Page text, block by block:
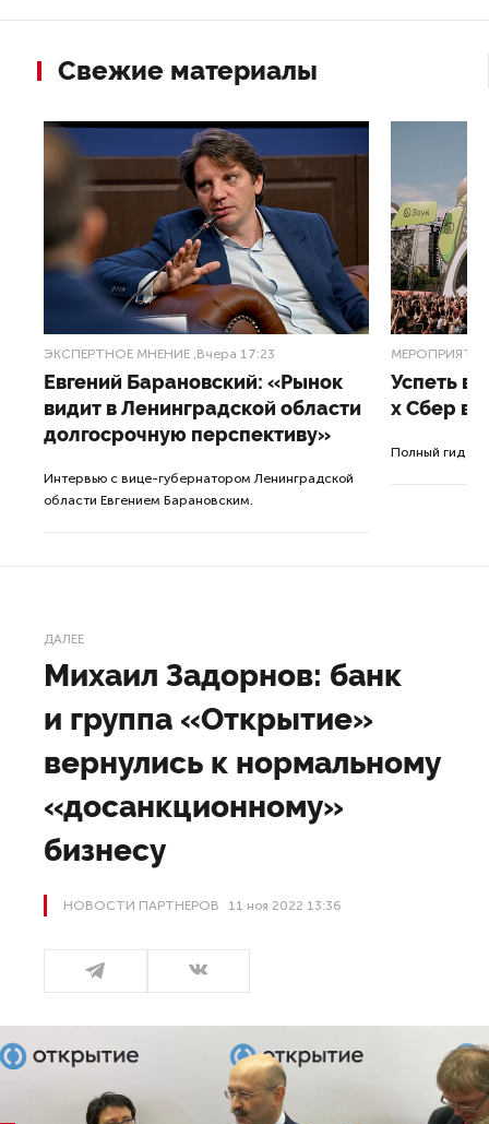
Свежие материалы
ЭКСПЕРТНОЕ МНЕНИЕ ,Вчера 17:23
Евгений Барановский: «Рынок
видит в Ленинградской области
долгосрочную перспективу»
Интервью с вице-губернатором Ленинградской
области Евгением Барановским.
МЕРОПРИЯТИЯ
Успеть
x Сбер в
Полный гид по
ДАЛЕЕ
Михаил Задорнов: банк
и группа «Открытие»
вернулись к нормальному
«досанкционному»
бизнесу
НОВОСТИ ПАРТНЕРОВ 11 ноя 2022 13:36